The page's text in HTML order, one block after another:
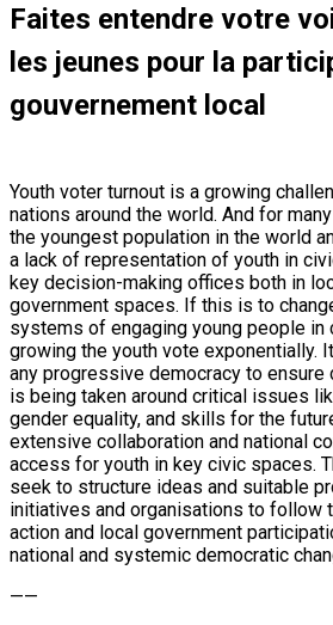
Faites entendre votre
les jeunes pour la
gouvernement local
Youth voter turnout is a growing
nations around the world. And for
the youngest population in the world
a lack of representation of youth in
key decision-making offices both in
government spaces. If this is to
systems of engaging young people in
growing the youth vote exponentially.
any progressive democracy to
is being taken around critical issues
gender equality, and skills for the
extensive collaboration and national
access for youth in key civic spaces.
seek to structure ideas and suitable
initiatives and organisations to follow
action and local government
national and systemic democratic
——